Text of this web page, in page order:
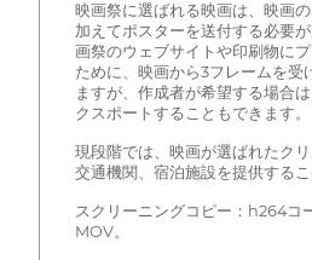
映画祭に選ばれる映画は、映画
加えてポスターを送付する必要
画祭のウェブサイトや印刷物に
ために、映画から3フレームを受
ますが、作成者が希望する場合
クスポートすることもできます。
現段階では、映画が選ばれたクリ
交通機関、宿泊施設を提供するこ
スクリーニングコピー：h264コ
MOV。